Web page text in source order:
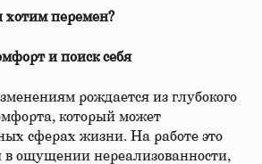
перемен?
и поиск себя
рождается из глубокого
который может
сферах жизни. На работе это
в ощущении нереализованности,